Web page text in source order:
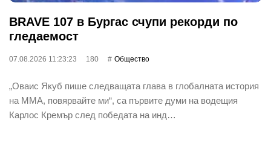
BRAVE 107 в Бургас счупи рекорди по
гледаемост
07.08.2026 11:23:23 180 Общество
„Оваис Якуб пише следващата глава в глобалната история
на ММА, повярвайте ми“, са първите думи на водещия
Карлос Кремър след победата на инд…